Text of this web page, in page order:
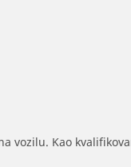
vozilu. Kao